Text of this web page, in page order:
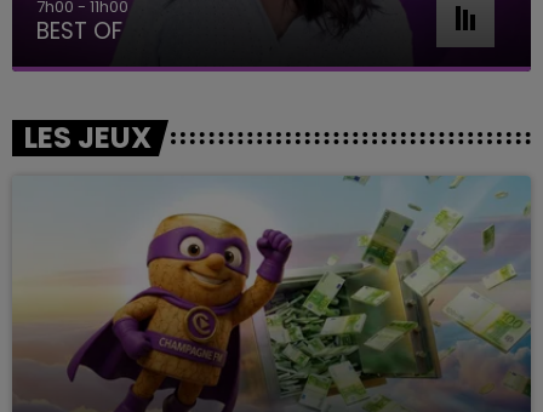
7h00 - 11h00
BEST OF
LES JEUX